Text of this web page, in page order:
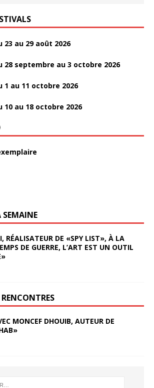
au 29 août 2026
28 septembre au 3 octobre 2026
1 au 11 octobre 2026
10 au 18 octobre 2026
SEMAINE
RÉALISATEUR DE «SPY LIST», À LA
DE GUERRE, L’ART EST UN OUTIL
MONCEF DHOUIB, AUTEUR DE